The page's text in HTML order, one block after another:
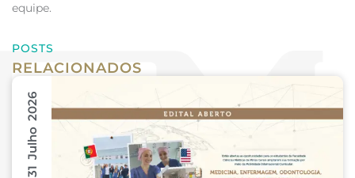
equipe.
POSTS
RELACIONADOS
31 Julho 2026